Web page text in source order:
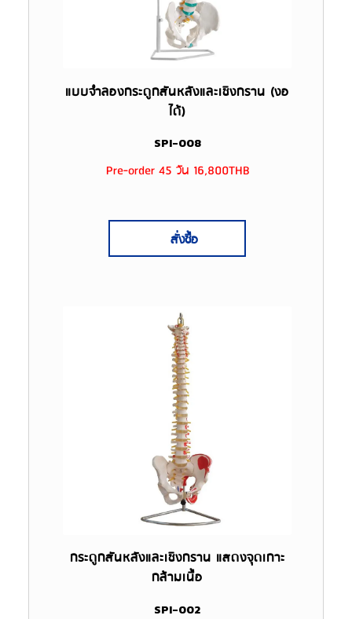
แบบจำลองกระดูกสันหลังและเชิงกราน (งอ
ได้)
SPI-008
Pre-order 45 วัน 16,800THB
สั่งซื้อ
กระดูกสันหลังและเชิงกราน แสดงจุดเกาะ
กล้ามเนื้อ
SPI-002